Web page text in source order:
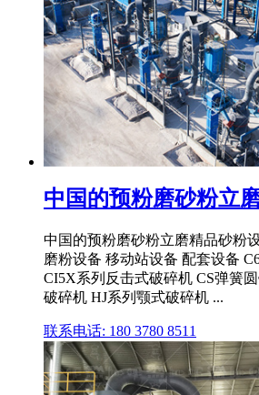
中国的预粉磨砂粉立
中国的预粉磨砂粉立磨精品砂粉
磨粉设备 移动站设备 配套设备
CI5X系列反击式破碎机 CS弹簧
破碎机 HJ系列颚式破碎机 ...
联系电话: 180 3780 8511